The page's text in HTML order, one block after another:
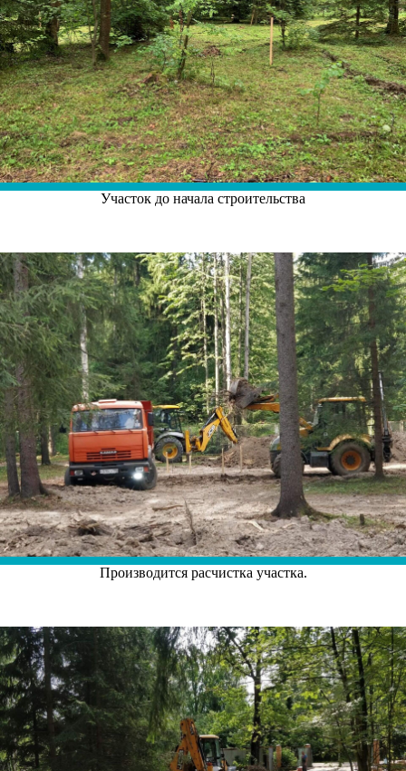
Участок до начала строительства
Производится расчистка участка.